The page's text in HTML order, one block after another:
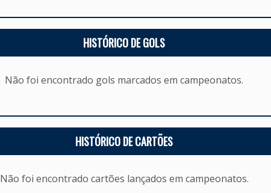
HISTÓRICO DE GOLS
Não foi encontrado gols marcados em campeonatos.
HISTÓRICO DE CARTÕES
Não foi encontrado cartões lançados em campeonatos.